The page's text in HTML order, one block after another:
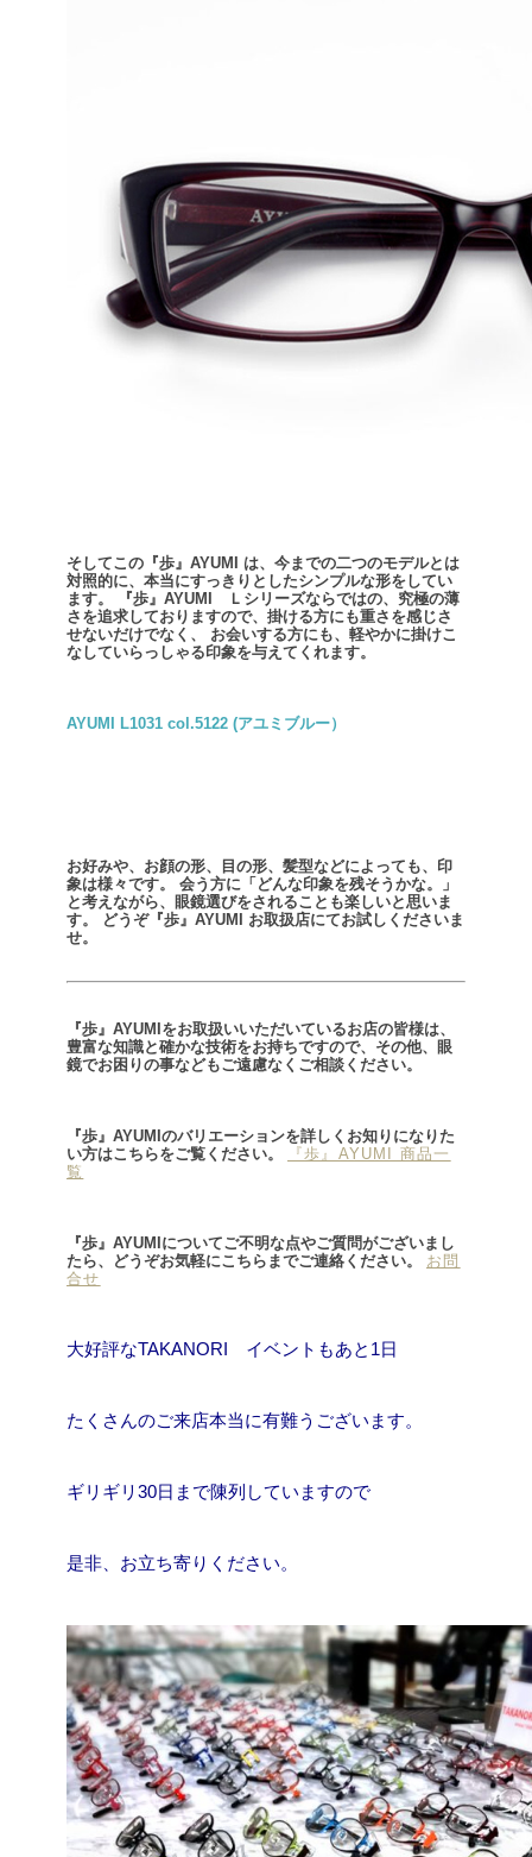
そしてこの『歩』AYUMI は、今までの二つのモデルとは
対照的に、本当にすっきりとしたシンプルな形をしてい
ます。
『歩』AYUMI Ｌシリーズならではの、究極の薄
さを追求しておりますので、掛ける方にも重さを感じさ
せないだけでなく、
お会いする方にも、軽やかに掛けこ
なしていらっしゃる印象を与えてくれます。
AYUMI L1031 col.5122 (アユミブルー）
お好みや、お顔の形、目の形、髪型などによっても、印
象は様々です。
会う方に「どんな印象を残そうかな。」
と考えながら、眼鏡選びをされることも楽しいと思いま
す。
どうぞ『歩』AYUMI お取扱店にてお試しくださいま
せ。
『歩』AYUMIをお取扱いいただいているお店の皆様は、
豊富な知識と確かな技術をお持ちですので、その他、眼
鏡でお困りの事などもご遠慮なくご相談ください。
『歩』AYUMIのバリエーションを詳しくお知りになりた
い方はこちらをご覧ください。
『歩』AYUMI 商品一
覧
『歩』AYUMIについてご不明な点やご質問がございまし
たら、どうぞお気軽にこちらまでご連絡ください。
お問
合せ
大好評なTAKANORI イベントもあと1日
たくさんのご来店本当に有難うございます。
ギリギリ30日まで陳列していますので
是非、お立ち寄りください。